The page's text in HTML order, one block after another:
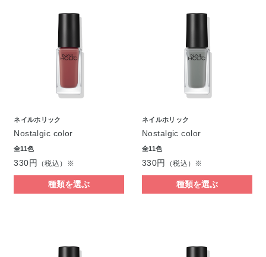
ネイルホリック
Nostalgic color
全11色
330円 （税込）※
種類を選ぶ
ネイルホリック
Nostalgic color
全11色
330円 （税込）※
種類を選ぶ